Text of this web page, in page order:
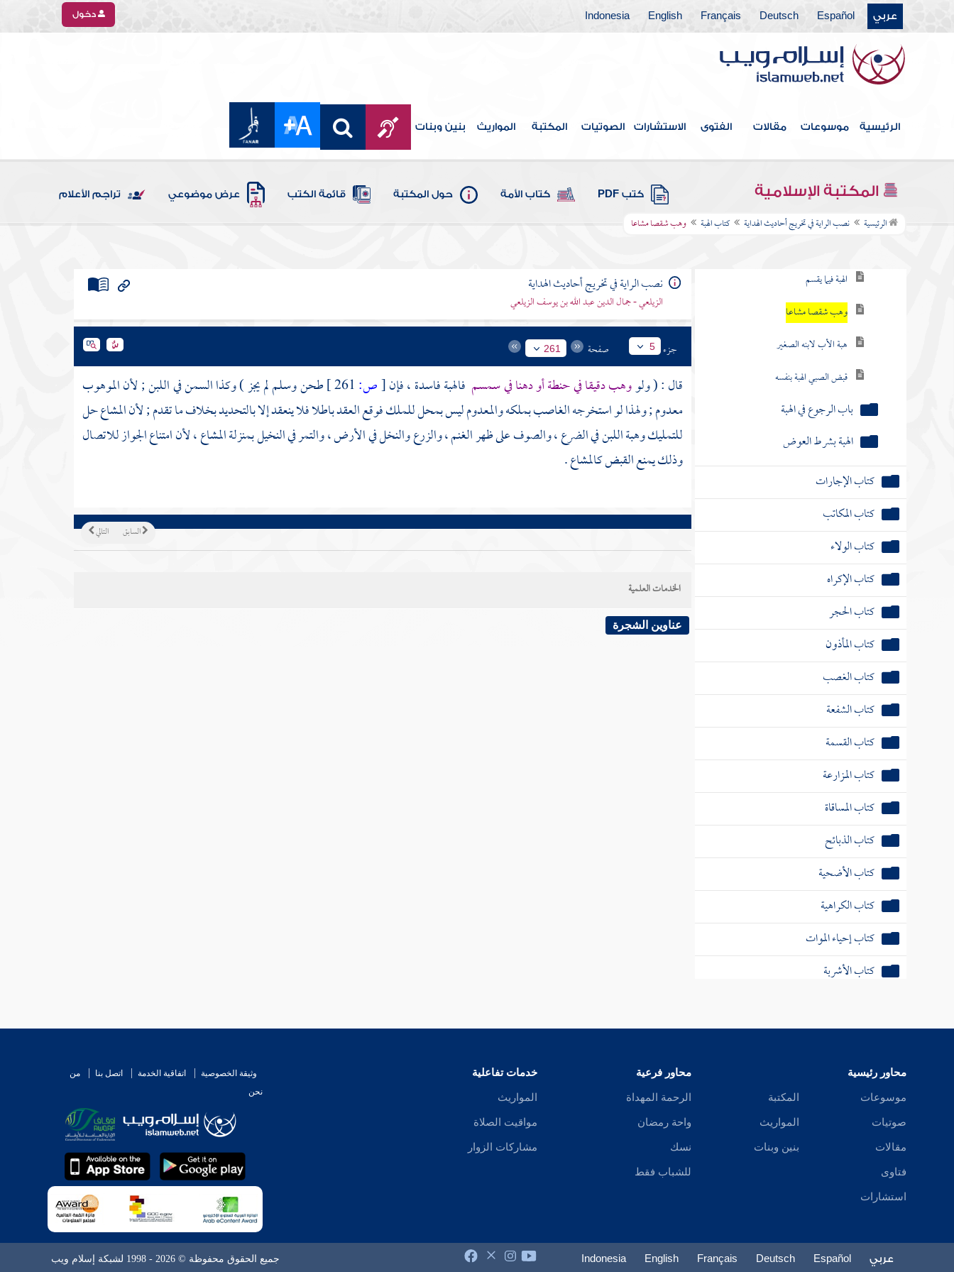
عربي Español
Deutsch
Français
English
Indonesia دخول
الرئيسية موسوعات مقالات الفتوى الاستشارات الصوتيات المكتبة المواريث بنين وبنات
المكتبة الإسلامية كتب PDF كتاب الأمة حول المكتبة قائمة الكتب عرض موضوعي تراجم الأعلام
الرئيسية نصب الراية في تخريج أحاديث الهداية كتاب الهبة وهب شقصا مشاعا
كتاب الإقرار
كتاب الصلح
كتاب المضاربة
كتاب الوديعة
كتاب العارية
كتاب الهبة
الهبة فيما يقسم
وهب شقصا مشاعا
هبة الأب لابنه الصغير
قبض الصبي الهبة بنفسه
باب الرجوع في الهبة
الهبة بشرط العوض
كتاب الإجارات
كتاب المكاتب
كتاب الولاء
كتاب الإكراه
كتاب الحجر
كتاب المأذون
كتاب الغصب
كتاب الشفعة
كتاب القسمة
كتاب المزارعة
كتاب المساقاة
كتاب الذبائح
كتاب الأضحية
كتاب الكراهية
كتاب إحياء الموات
كتاب الأشربة
كتاب الرهن
كتاب الجنايات
كتاب الديات
كتاب الخنثى
نصب الراية في تخريج أحاديث الهداية
الزيلعي - جمال الدين عبد الله بن يوسف الزيلعي
جزء 5 صفحة 261
قال : ( ولووهب دقيقا في حنطة أو دهنا في سمسم فالهبة فاسدة ، فإن[ص:
طحن وسلم لم يجز ) وكذا السمن في اللبن ; لأن الموهوب
معدوم ; ولهذا لو استخرجه الغاصب بملكه والمعدوم ليس بمحل للملك فوقع العقد باطلا فلا ينعقد إلا بالتحديد بخلاف ما تقدم ; لأن المشاع حل
للتمليك وهبة اللبن في الضرع ، والصوف على ظهر الغنم ، والزرع والنخل في الأرض ، والتمر في النخيل بمنزلة المشاع ، لأن امتناع الجواز للاتصال
وذلك يمنع القبض كالمشاع .
التالي السابق
الخدمات العلمية
عناوين الشجرة
محاور رئيسية
موسوعات
صوتيات
مقالات
فتاوى
استشارات
المكتبة
المواريث
بنين وبنات
محاور فرعية
الرحمة المهداة
واحة رمضان
نسك
للشباب فقط
خدمات تفاعلية
المواريث
مواقيت الصلاة
مشاركات الزوار
وثيقة الخصوصية اتفاقية الخدمة اتصل بنا
من
نحن
عربي Español
Deutsch
Français
English
Indonesia جميع الحقوق محفوظة © 2026 - 1998 لشبكة إسلام ويب